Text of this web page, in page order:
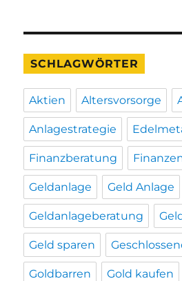
SCHLAGWÖRTER
Aktien Altersvorsorge
Anlagestrategie
Finanzberatung
Geldanlage Geld Anlage
Geldanlageberatung
Geld sparen
Goldbarren Gold kaufen